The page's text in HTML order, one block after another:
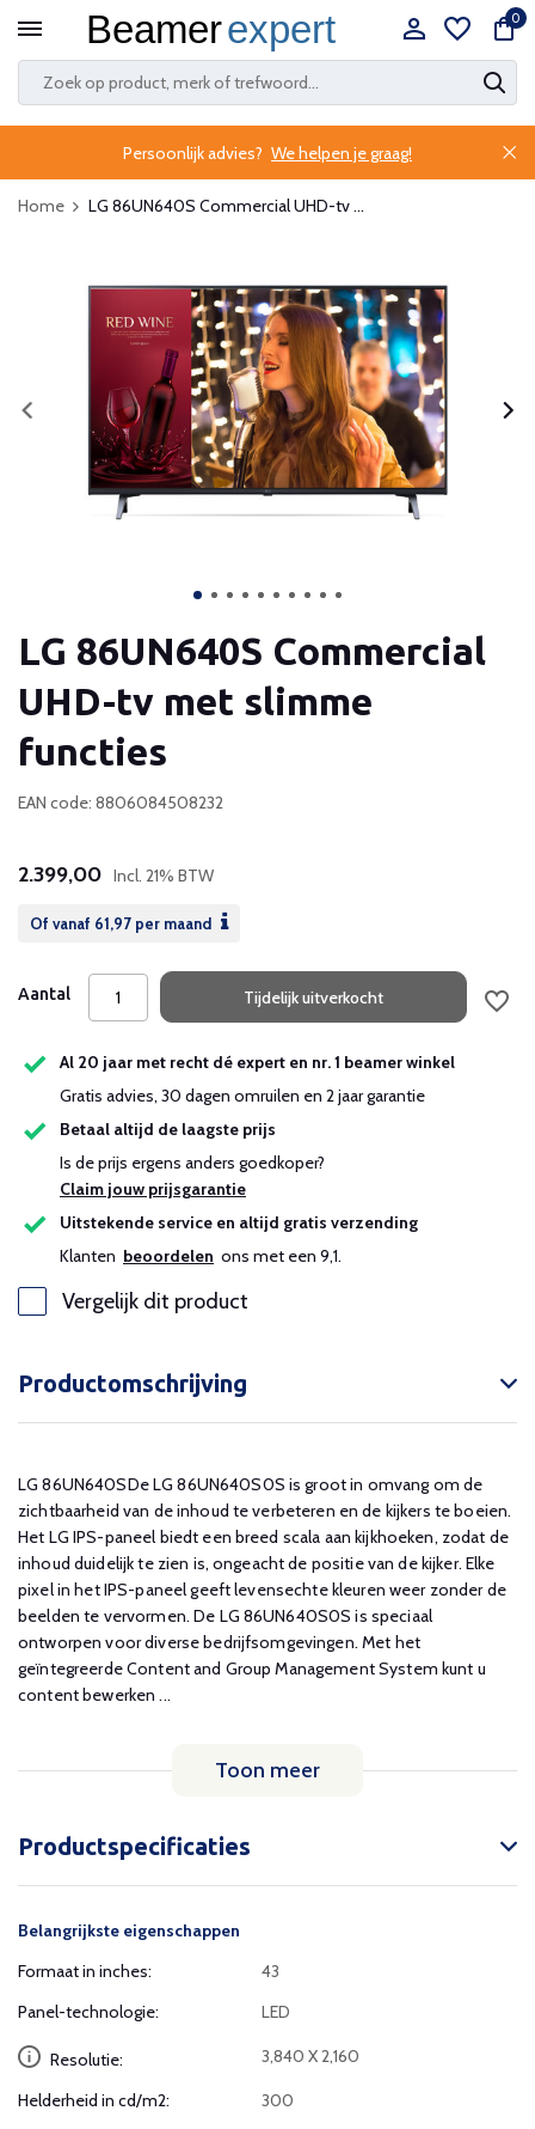
0
Persoonlijk advies? We helpen je graag!
Home LG 86UN640S Commercial UHD-tv ...
LG 86UN640S Commercial
UHD-tv met slimme
functies
EAN code: 8806084508232
2.399,00 Incl. 21% BTW
Of vanaf 61,97 per maand
Aantal Tijdelijk uitverkocht
Al 20 jaar met recht dé expert en nr. 1 beamer winkel
Gratis advies, 30 dagen omruilen en 2 jaar garantie
Betaal altijd de laagste prijs
Is de prijs ergens anders goedkoper?
Claim jouw prijsgarantie
Uitstekende service en altijd gratis verzending
Klanten beoordelen ons met een 9,1.
Vergelijk dit product
Productomschrijving
LG 86UN640SDe LG 86UN640S0S is groot in omvang om de
zichtbaarheid van de inhoud te verbeteren en de kijkers te boeien.
Het LG IPS-paneel biedt een breed scala aan kijkhoeken, zodat de
inhoud duidelijk te zien is, ongeacht de positie van de kijker. Elke
pixel in het IPS-paneel geeft levensechte kleuren weer zonder de
beelden te vervormen. De LG 86UN640S0S is speciaal
ontworpen voor diverse bedrijfsomgevingen. Met het
geïntegreerde Content and Group Management System kunt u
content bewerken ...
Toon meer
Productspecificaties
Belangrijkste eigenschappen
Formaat in inches:
43
Panel-technologie:
LED
Resolutie: 3,840 X 2,160
Helderheid in cd/m2:
300